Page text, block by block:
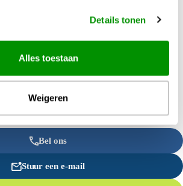
Details tonen
Alles toestaan
Weigeren
Bel ons
Stuur een e-mail